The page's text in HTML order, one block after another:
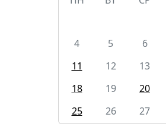
4
5 6
11
12 13
18
19 20
25
26 27